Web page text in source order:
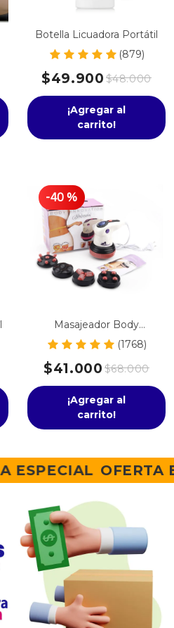
Botella Licuadora Portátil
(879)
$49.900 $48.000
¡Agregar al
carrito!
-40%
Masajeador Body
Innovation(1768)
$41.000 $68.000
¡Agregar al
carrito!
OFERTA ESPECIAL